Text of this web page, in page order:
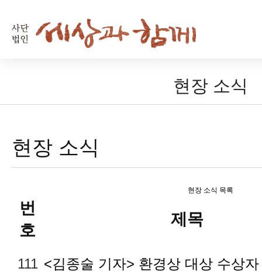
현장 소식
현장 소식
현장 소식 목록
번
호
제목
111 <김종술 기자> 환경상 대상 수상